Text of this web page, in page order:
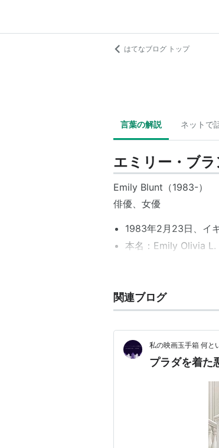
はてなブログ トップ
言葉の解説 ネットで
エミリー・ブラ
Emily Blunt （1983-）
俳優、女優
1983年2月23日、イ
本名： Emily Olivia L.
略歴
法廷弁護士の父と教師
2001年にジュディ・デ
グ・スタンダード賞 新
ゴールデン・グローブ
ジョン・クラシンス
関連ブログ
私の映画玉手箱 何と
プラダを着た